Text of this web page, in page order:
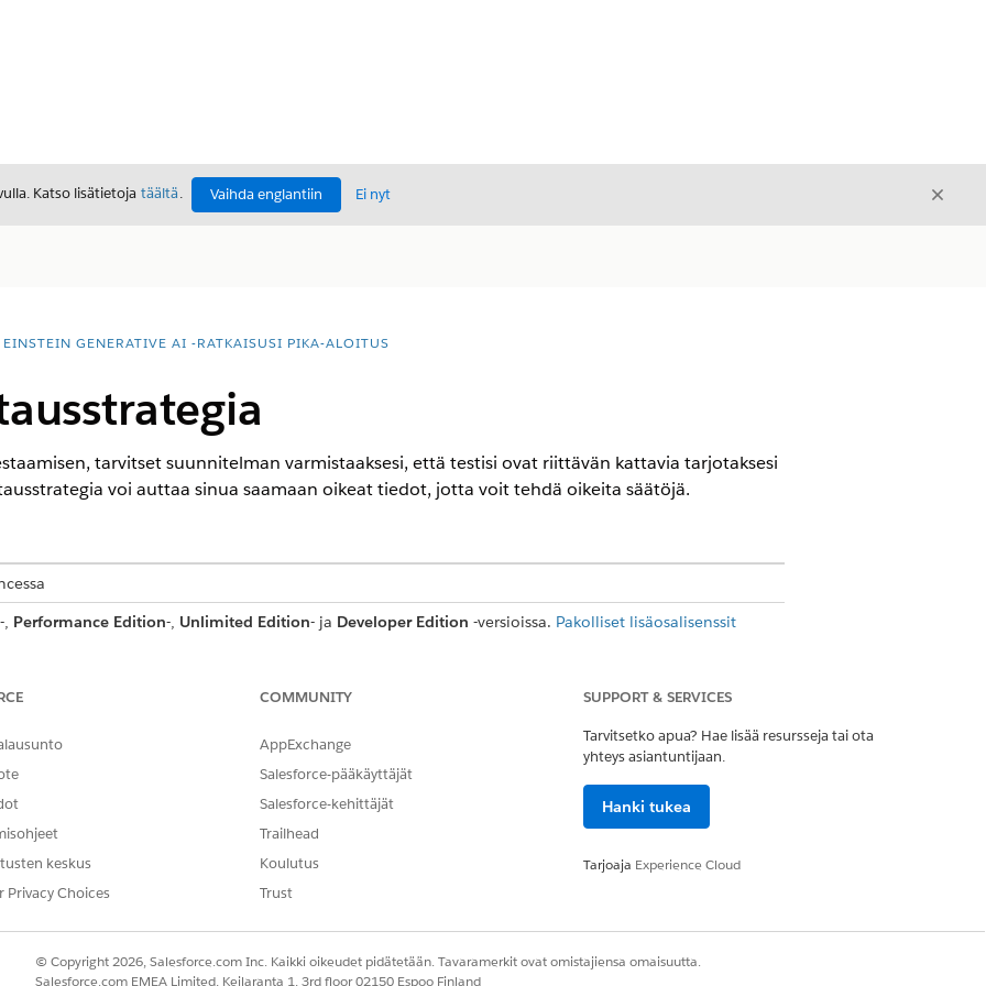
Katso lisätietoja täältä. Vaihda englantiin Ei nyt Sulje
EINSTEIN GENERATIVE AI -RATKAISUSI PIKA-ALOITUS
tarvitset suunnitelman varmistaaksesi, että testisi ovat riittävän kattavia tarjotaksesi
voi auttaa sinua saamaan oikeat tiedot, jotta voit tehdä oikeita säätöjä.
-, Performance Edition-, Unlimited Edition- ja Developer Edition -versioissa. Pakolliset lisäosalisenssit
deterministisiä lausekkeita ei-deterministiseen päättelyyn, on tärkeää testata useita
testauskeskus vahvistaaksesi toimintatavan, mitataksesi suorituskykyä laajalti ja
käyttöönottoa. Testaus ei kuitenkaan pysähdy käynnistyessä. Testaaminen on jatkuva
ja se vaatii tulosten johdonmukaista seuraamista, ongelmien tunnistamista ja
agenteihin ja toimintoihin, ja tärkeimpien tietojen tunnistamisen arviointia varten. Kun olet saanut
tehokkaita rakenteellisia testiskenaarioita, jotka vastaavat todellisia vuorovaikutuksia.
keskus
Privacy Choices
COMMUNITY
AppExchange
Salesforce-pääkäyttäjät
Salesforce-kehittäjät
Trailhead
Koulutus
Trust
SUPPORT & SERVICES
Tarvitsetko apua? Hae lisää resursseja tai ota
yhteys asiantuntijaan.
Hanki tukea
Tarjoaja Experience Cloud
© Copyright 2026, Salesforce.com Inc. Kaikki oikeudet pidätetään. Tavaramerkit ovat omistajiensa omaisuutta.
Salesforce.com EMEA Limited, Keilaranta 1, 3rd floor 02150 Espoo Finland